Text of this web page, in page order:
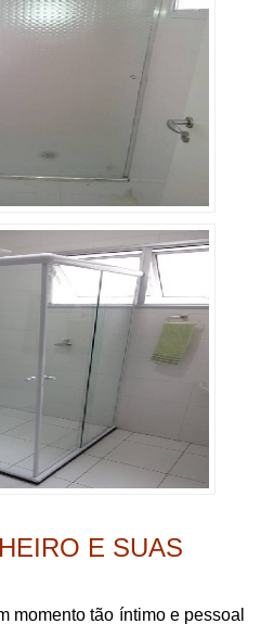
E SUAS
momento tão íntimo e pessoal